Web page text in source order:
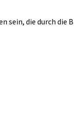
sein, die durch die